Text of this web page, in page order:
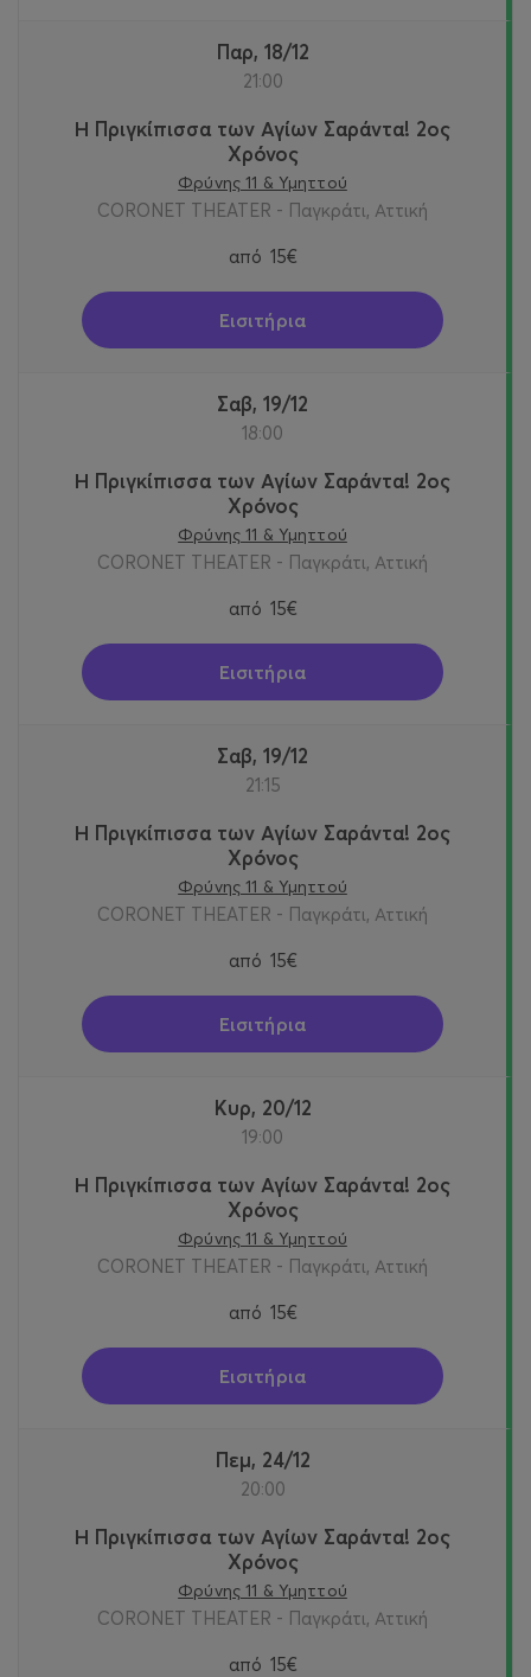
Παρ, 18/12
21:00
Η Πριγκίπισσα των Αγίων Σαράντα! 2oς
Χρόνος
Φρύνης 11 & Υμηττού
CORONET THEATER - Παγκράτι, Αττική
από 15€
Εισιτήρια
Σαβ, 19/12
18:00
Η Πριγκίπισσα των Αγίων Σαράντα! 2oς
Χρόνος
Φρύνης 11 & Υμηττού
CORONET THEATER - Παγκράτι, Αττική
από 15€
Εισιτήρια
Σαβ, 19/12
21:15
Η Πριγκίπισσα των Αγίων Σαράντα! 2oς
Χρόνος
Φρύνης 11 & Υμηττού
CORONET THEATER - Παγκράτι, Αττική
από 15€
Εισιτήρια
Κυρ, 20/12
19:00
Η Πριγκίπισσα των Αγίων Σαράντα! 2oς
Χρόνος
Φρύνης 11 & Υμηττού
CORONET THEATER - Παγκράτι, Αττική
από 15€
Εισιτήρια
Πεμ, 24/12
20:00
Η Πριγκίπισσα των Αγίων Σαράντα! 2oς
Χρόνος
Φρύνης 11 & Υμηττού
CORONET THEATER - Παγκράτι, Αττική
από 15€